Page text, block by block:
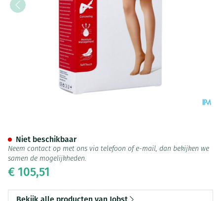
€ 105,51
Niet beschikbaar
Neem contact op met ons via telefoon of e-mail, dan bekijken we
samen de mogelijkheden.